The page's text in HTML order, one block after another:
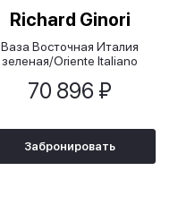
Richard Ginori
Ваза Восточная Италия
зеленая/Oriente Italiano
70 896 ₽
Забронировать